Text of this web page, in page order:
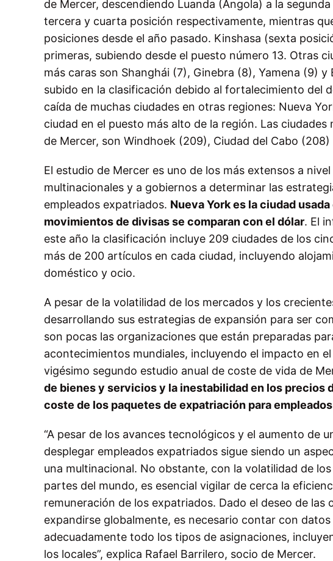
de Mercer, descendiendo Luanda (Angola) a la
tercera y cuarta posición respectivamente, mientras
posiciones desde el año pasado. Kinshasa (sexta
primeras, subiendo desde el puesto número 13. Otras
más caras son Shanghái (7), Ginebra (8), Yamena (9)
subido en la clasificación debido al fortalecimiento del
caída de muchas ciudades en otras regiones: Nueva
ciudad en el puesto más alto de la región. Las
de Mercer, son Windhoek (209), Ciudad del Cabo
El estudio de Mercer es uno de los más extensos a
multinacionales y a gobiernos a determinar las
empleados expatriados. Nueva York es la ciudad
movimientos de divisas se comparan con el dólar. El
este año la clasificación incluye 209 ciudades de los
más de 200 artículos en cada ciudad, incluyendo
doméstico y ocio.
A pesar de la volatilidad de los mercados y los
desarrollando sus estrategias de expansión para ser
son pocas las organizaciones que están preparadas
acontecimientos mundiales, incluyendo el impacto en
vigésimo segundo estudio anual de coste de vida de
de bienes y servicios y la inestabilidad en los precios
coste de los paquetes de expatriación para
“A pesar de los avances tecnológicos y el aumento de
desplegar empleados expatriados sigue siendo un
una multinacional. No obstante, con la volatilidad de
partes del mundo, es esencial vigilar de cerca la
remuneración de los expatriados. Dado el deseo de
expandirse globalmente, es necesario contar con
adecuadamente todo los tipos de asignaciones,
los locales”, explica Rafael Barrilero, socio de Mercer.